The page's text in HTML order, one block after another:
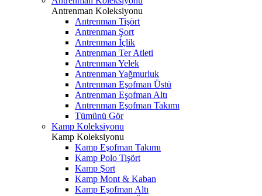
Antrenman Koleksiyonu
Antrenman Tişört
Antrenman Şort
Antrenman İçlik
Antrenman Ter Atleti
Antrenman Yelek
Antrenman Yağmurluk
Antrenman Eşofman Üstü
Antrenman Eşofman Altı
Antrenman Eşofman Takımı
Tümünü Gör
Kamp Koleksiyonu
Kamp Koleksiyonu
Kamp Eşofman Takımı
Kamp Polo Tişört
Kamp Şort
Kamp Mont & Kaban
Kamp Eşofman Altı